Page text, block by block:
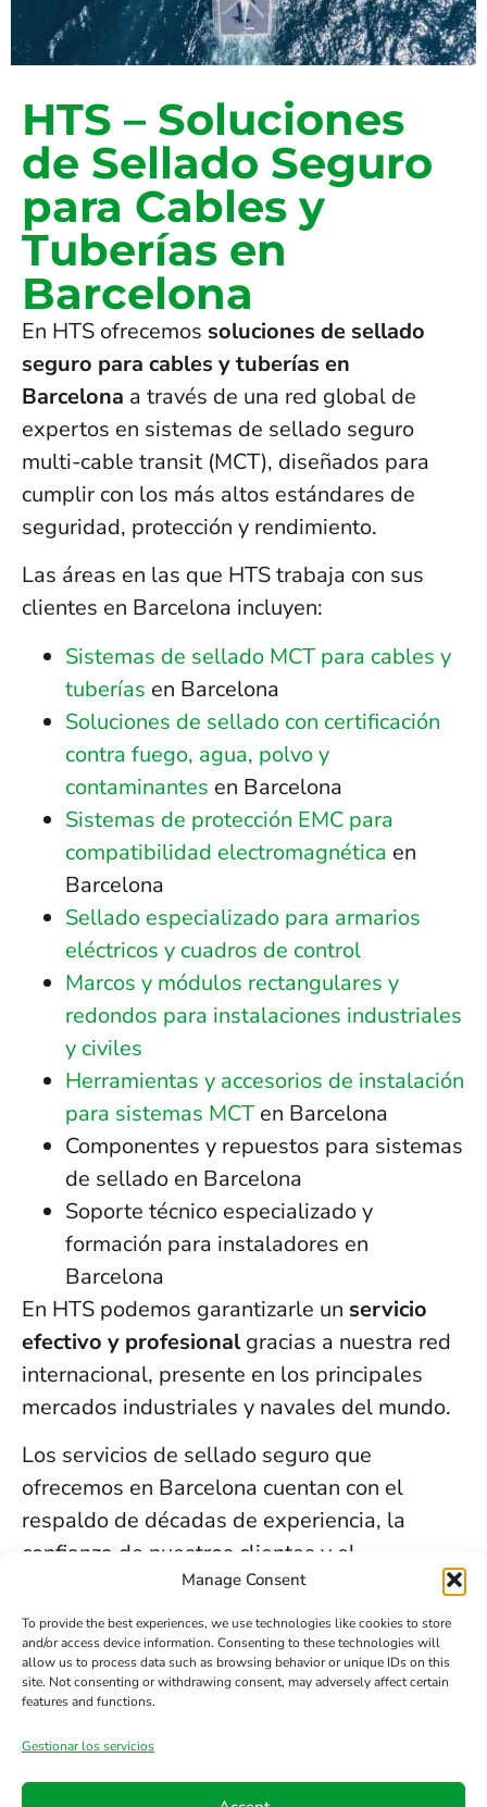
Manage Consent
To provide the best experiences, we use technologies like cookies to store
and/or access device information. Consenting to these technologies will
allow us to process data such as browsing behavior or unique IDs on this
site. Not consenting or withdrawing consent, may adversely affect certain
features and functions.
Gestionar los servicios
HTS – Soluciones
de Sellado Seguro
para Cables y
Tuberías en
Barcelona
En HTS ofrecemos soluciones de sellado
seguro para cables y tuberías en
Barcelona a través de una red global de
expertos en sistemas de sellado seguro
multi-cable transit (MCT), diseñados para
cumplir con los más altos estándares de
seguridad, protección y rendimiento.
Las áreas en las que HTS trabaja con sus
clientes en Barcelona incluyen:
Sistemas de sellado MCT para cables y
tuberías en Barcelona
Soluciones de sellado con certificación
contra fuego, agua, polvo y
contaminantes en Barcelona
Sistemas de protección EMC para
compatibilidad electromagnética en
Barcelona
Sellado especializado para armarios
eléctricos y cuadros de control
Marcos y módulos rectangulares y
redondos para instalaciones industriales
y civiles
Herramientas y accesorios de instalación
para sistemas MCT en Barcelona
Componentes y repuestos para sistemas
de sellado en Barcelona
Soporte técnico especializado y
formación para instaladores en
Barcelona
En HTS podemos garantizarle un servicio
efectivo y profesionalgracias a nuestra red
internacional, presente en los principales
mercados industriales y navales del mundo.
Los servicios de sellado seguro que
ofrecemos en Barcelona cuentan con el
respaldo de décadas de experiencia, la
confianza de nuestros clientes y el
compromiso constante con la innovación y la
seguridad.
Contacta HTS
Teléfono
Email
Síguenos